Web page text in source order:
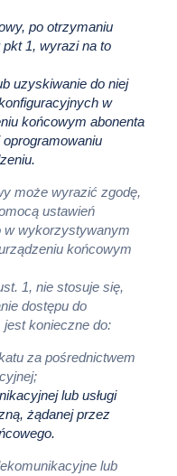
po otrzymaniu
1, wyrazi na to
uzyskiwanie do niej
w
końcowym abonenta
może wyrazić zgodę,
ustawień
w wykorzystywanym
końcowym
1, nie stosuje się,
dostępu do
konieczne do:
za pośrednictwem
lub usługi
żądanej przez
lub